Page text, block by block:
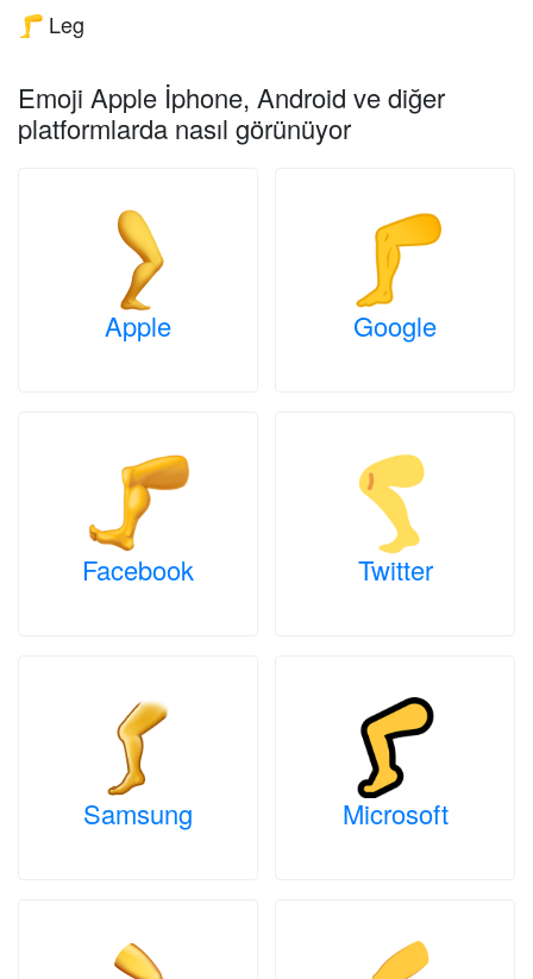
🦵 Leg
Emoji Apple İphone, Android ve diğer
platformlarda nasıl görünüyor
Apple Google
Facebook Twitter
Samsung Microsoft